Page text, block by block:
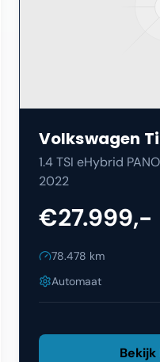
Volkswagen
1.4 TSI eHybrid
2022
€27.999,-
78.478 km
Automaat
Bekijk